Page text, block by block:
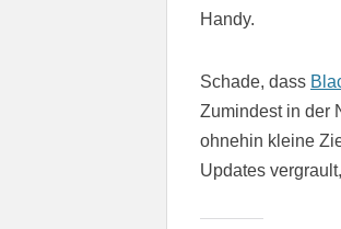
Handy.
Schade, dass
Zumindest in der
ohnehin kleine
Updates